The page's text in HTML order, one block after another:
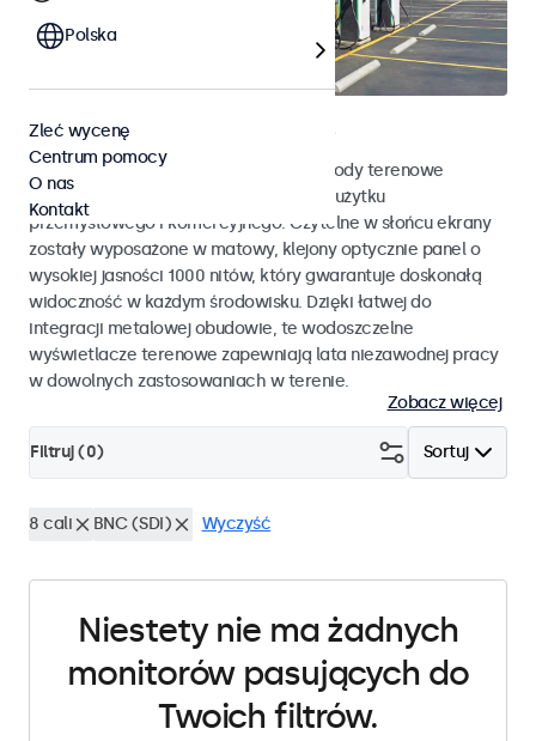
Terenowe monitory dotykowe
Poznaj nasze odporne na działanie pogody terenowe
monitory dotykowe przystosowane do użytku
przemysłowego i komercyjnego. Czytelne w słońcu ekrany
zostały wyposażone w matowy, klejony optycznie panel o
wysokiej jasności 1000 nitów, który gwarantuje doskonałą
widoczność w każdym środowisku. Dzięki łatwej do
integracji metalowej obudowie, te wodoszczelne
wyświetlacze terenowe zapewniają lata niezawodnej pracy
w dowolnych zastosowaniach w terenie.
Zobacz więcej
Sortuj
Filtruj (0)
8 cali BNC (SDI) Wyczyść
Niestety nie ma żadnych
monitorów pasujących do
Twoich filtrów.
Polska
Zleć wycenę
Centrum pomocy
O nas
Kontakt